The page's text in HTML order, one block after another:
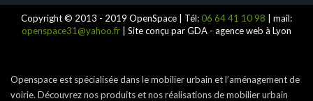
Copyright © 2013 - 2019 OpenSpace | Tél:06 64 41 10 98 | mail:
openspace31@yahoo.fr | Site conçu par GDA - agence web à Lyon
Openspace est spécialisée dans le mobilier urbain et l’aménagement de
voirie. Découvrez nos produits et nos réalisations de mobilier urbain